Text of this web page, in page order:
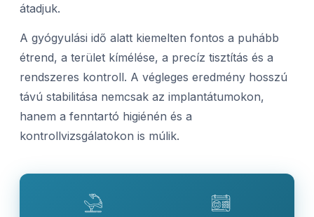
átadjuk.
A gyógyulási idő alatt kiemelten fontos a puhább
étrend, a terület kímélése, a precíz tisztítás és a
rendszeres kontroll. A végleges eredmény hosszú
távú stabilitása nemcsak az implantátumokon,
hanem a fenntartó higiénén és a
kontrollvizsgálatokon is múlik.